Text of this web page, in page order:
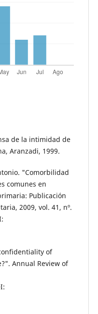
de la intimidad de
Aranzadi, 1999.
"Comorbilidad
comunes en
Publicación
2009, vol. 41, nº.
of
Annual Review of